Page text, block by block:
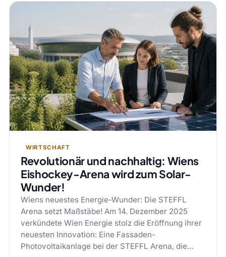
WIRTSCHAFT
Revolutionär und nachhaltig: Wiens
Eishockey-Arena wird zum Solar-
Wunder!
Wiens neuestes Energie-Wunder: Die STEFFL
Arena setzt Maßstäbe! Am 14. Dezember 2025
verkündete Wien Energie stolz die Eröffnung ihrer
neuesten Innovation: Eine Fassaden-
Photovoltaikanlage bei der STEFFL Arena, die…